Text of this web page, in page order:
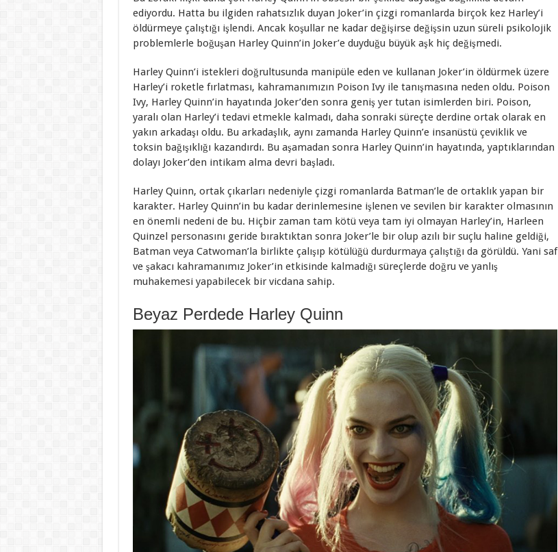
ediyordu. Hatta bu ilgiden rahatsızlık duyan Joker’in çizgi romanlarda birçok kez Harley’i
öldürmeye çalıştığı işlendi. Ancak koşullar ne kadar değişirse değişsin uzun süreli psikolojik
problemlerle boğuşan Harley Quinn’in Joker’e duyduğu büyük aşk hiç değişmedi.
Harley Quinn’i istekleri doğrultusunda manipüle eden ve kullanan Joker’in öldürmek üzere
Harley’i roketle fırlatması, kahramanımızın Poison Ivy ile tanışmasına neden oldu. Poison
Ivy, Harley Quinn’in hayatında Joker’den sonra geniş yer tutan isimlerden biri. Poison,
yaralı olan Harley’i tedavi etmekle kalmadı, daha sonraki süreçte derdine ortak olarak en
yakın arkadaşı oldu. Bu arkadaşlık, aynı zamanda Harley Quinn’e insanüstü çeviklik ve
toksin bağışıklığı kazandırdı. Bu aşamadan sonra Harley Quinn’in hayatında, yaptıklarından
dolayı Joker’den intikam alma devri başladı.
Harley Quinn, ortak çıkarları nedeniyle çizgi romanlarda Batman’le de ortaklık yapan bir
karakter. Harley Quinn’in bu kadar derinlemesine işlenen ve sevilen bir karakter olmasının
en önemli nedeni de bu. Hiçbir zaman tam kötü veya tam iyi olmayan Harley’in, Harleen
Quinzel personasını geride bıraktıktan sonra Joker’le bir olup azılı bir suçlu haline geldiği,
Batman veya Catwoman’la birlikte çalışıp kötülüğü durdurmaya çalıştığı da görüldü. Yani saf
ve şakacı kahramanımız Joker’in etkisinde kalmadığı süreçlerde doğru ve yanlış
muhakemesi yapabilecek bir vicdana sahip.
Beyaz Perdede Harley Quinn